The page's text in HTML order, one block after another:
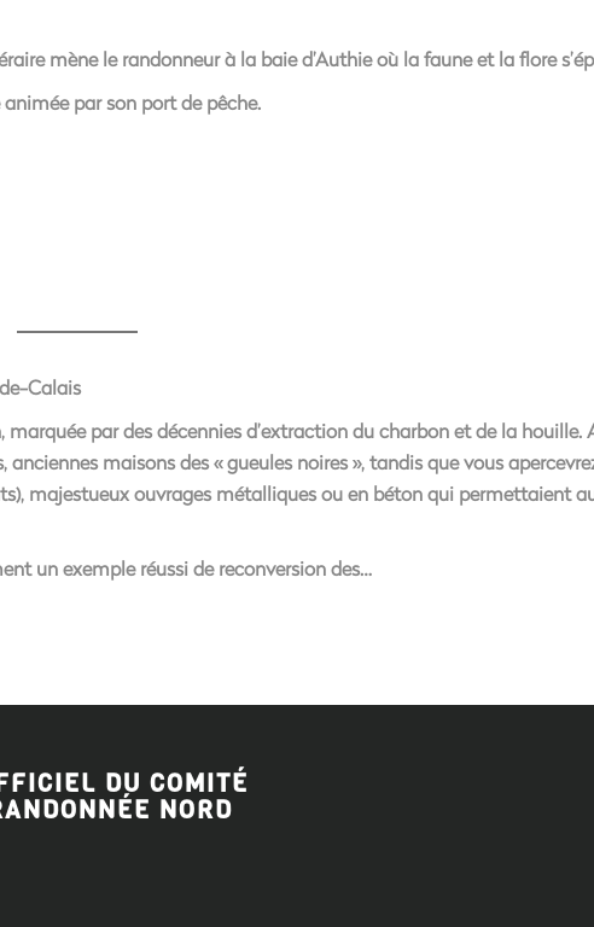
mène le randonneur à la baie d’Authie où la faune et la flore
par son port de pêche.
Calais
par des décennies d’extraction du charbon et de la houille.
maisons des « gueules noires », tandis que vous
majestueux ouvrages métalliques ou en béton qui permettaient
un exemple réussi de reconversion des…
DU COMITÉ
NORD